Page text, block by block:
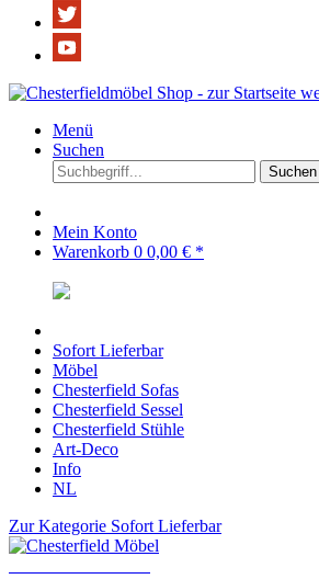
Menü
Suchen
Suchen
Mein Konto
Warenkorb 0 0,00 € *
Sofort Lieferbar
Möbel
Chesterfield Sofas
Chesterfield Sessel
Chesterfield Stühle
Art-Deco
Info
NL
Zur Kategorie Sofort Lieferbar